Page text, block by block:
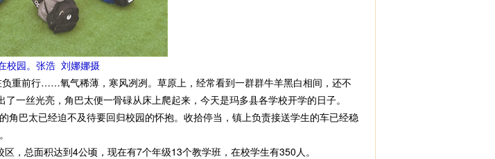
校园。张浩 刘娜娜摄
前行……氧气稀薄，寒风冽冽。草原上，经常看到一群群牛羊黑白相间，还不
一丝光亮，角巴太便一骨碌从床上爬起来，今天是玛多县各学校开学的日子。
巴太已经迫不及待要回归校园的怀抱。收拾停当，镇上负责接送学生的车已经稳
总面积达到4公顷，现在有7个年级13个教学班，在校学生有350人。